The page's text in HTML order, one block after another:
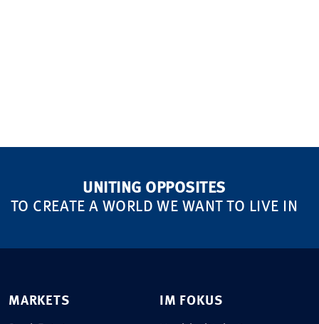
UNITING OPPOSITES
TO CREATE A WORLD WE WANT TO LIVE IN
MARKETS IM FOKUS